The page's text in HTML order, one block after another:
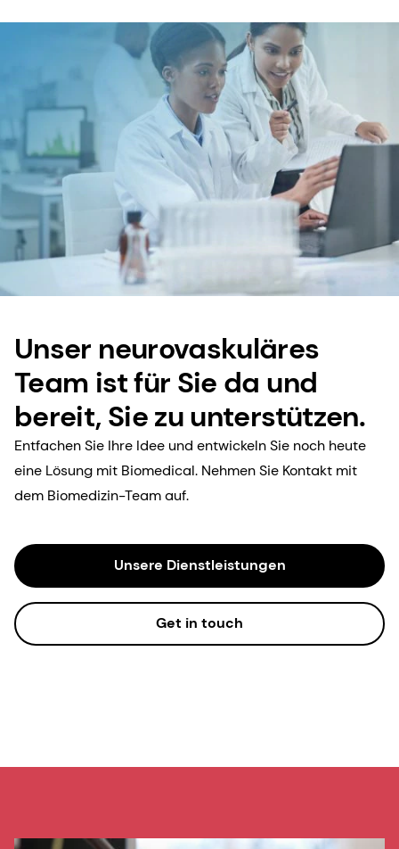
Unser neurovaskuläres
Team ist für Sie da und
bereit, Sie zu unterstützen.
Entfachen Sie Ihre Idee und entwickeln Sie noch heute
eine Lösung mit Biomedical. Nehmen Sie Kontakt mit
dem Biomedizin-Team auf.
Unsere Dienstleistungen
Get in touch